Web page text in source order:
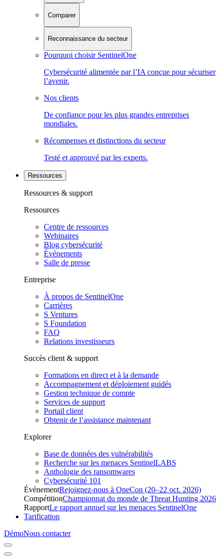
Comparer
Reconnaissance du secteur
Pourquoi choisir SentinelOne
Cybersécurité alimentée par l’IA conçue pour sécuriser
l’avenir.
Nos clients
De confiance pour les plus grandes entreprises
mondiales.
Récompenses et distinctions du secteur
Testé et approuvé par les experts.
Ressources
Ressources & support
Ressources
Centre de ressources
Webinaires
Blog cybersécurité
Événements
Salle de presse
Entreprise
À propos de SentinelOne
Carrières
S Ventures
S Foundation
FAQ
Relations investisseurs
Succès client & support
Formations en direct et à la demande
Accompagnement et déploiement guidés
Gestion technique de compte
Services de support
Portail client
Obtenir de l’assistance maintenant
Explorer
Base de données des vulnérabilités
Recherche sur les menaces SentinelLABS
Anthologie des ransomwares
Cybersécurité 101
ÉvénementRejoignez-nous à OneCon (20–22 oct. 2026)
CompétitionChampionnat du monde de Threat Hunting 2026
RapportLe rapport annuel sur les menaces SentinelOne
Tarification
DémoNous contacter